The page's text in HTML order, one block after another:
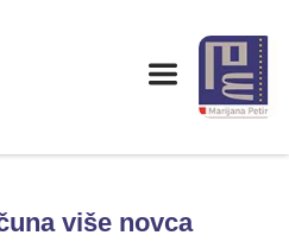
više novca